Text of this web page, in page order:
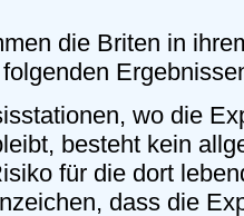
die Briten in
wo die
besteht kein
für die dort
dass die